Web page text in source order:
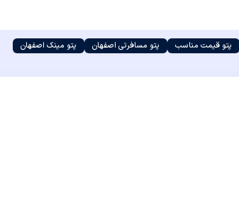
پتو قیمت مناسب پتو مسافرتی اصفهان
پتو مینک اصفهان